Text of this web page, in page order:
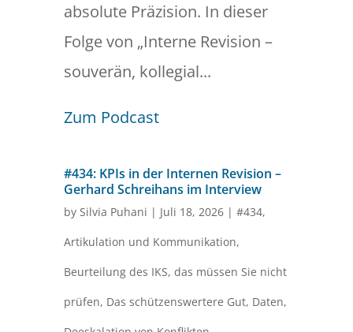
absolute Präzision. In dieser
Folge von „Interne Revision –
souverän, kollegial...
Zum Podcast
#434: KPIs in der Internen Revision –
Gerhard Schreihans im Interview
by Silvia Puhani | Juli 18, 2026| #434,
Artikulation und Kommunikation,
Beurteilung des IKS, das müssen Sie nicht
prüfen, Das schützenswertere Gut, Daten,